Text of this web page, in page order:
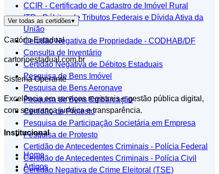
CCIR - Certificado de Cadastro de Imóvel Rural
ITR - Débitos de Tributos Federais e Dívida Ativa da
União
Certidão Negativa de Propriedade - CODHAB/DF
Consulta de Inventário
Certidão Negativa de Débitos Estaduais
Pesquisa de Bens Imóvel
Pesquisa de Bens Aeronave
Pesquisa de Bens Embarcação
Certidão de Protesto
Pesquisa de Participação Societária em Empresa
Pesquisa de Protesto
Certidão de Antecedentes Criminais - Polícia Federal
Certidão de Antecedentes Criminais - Polícia Civil
Certidão Negativa de Crime Eleitoral (TSE)
Ver todas as certidões▾
Cartório Estadual
cartorioestadual.com.br
Sistema Operante
Excelência em serviços registrais e gestão pública digital,
com segurança jurídica e transparência.
Institucional
Home
Artigos